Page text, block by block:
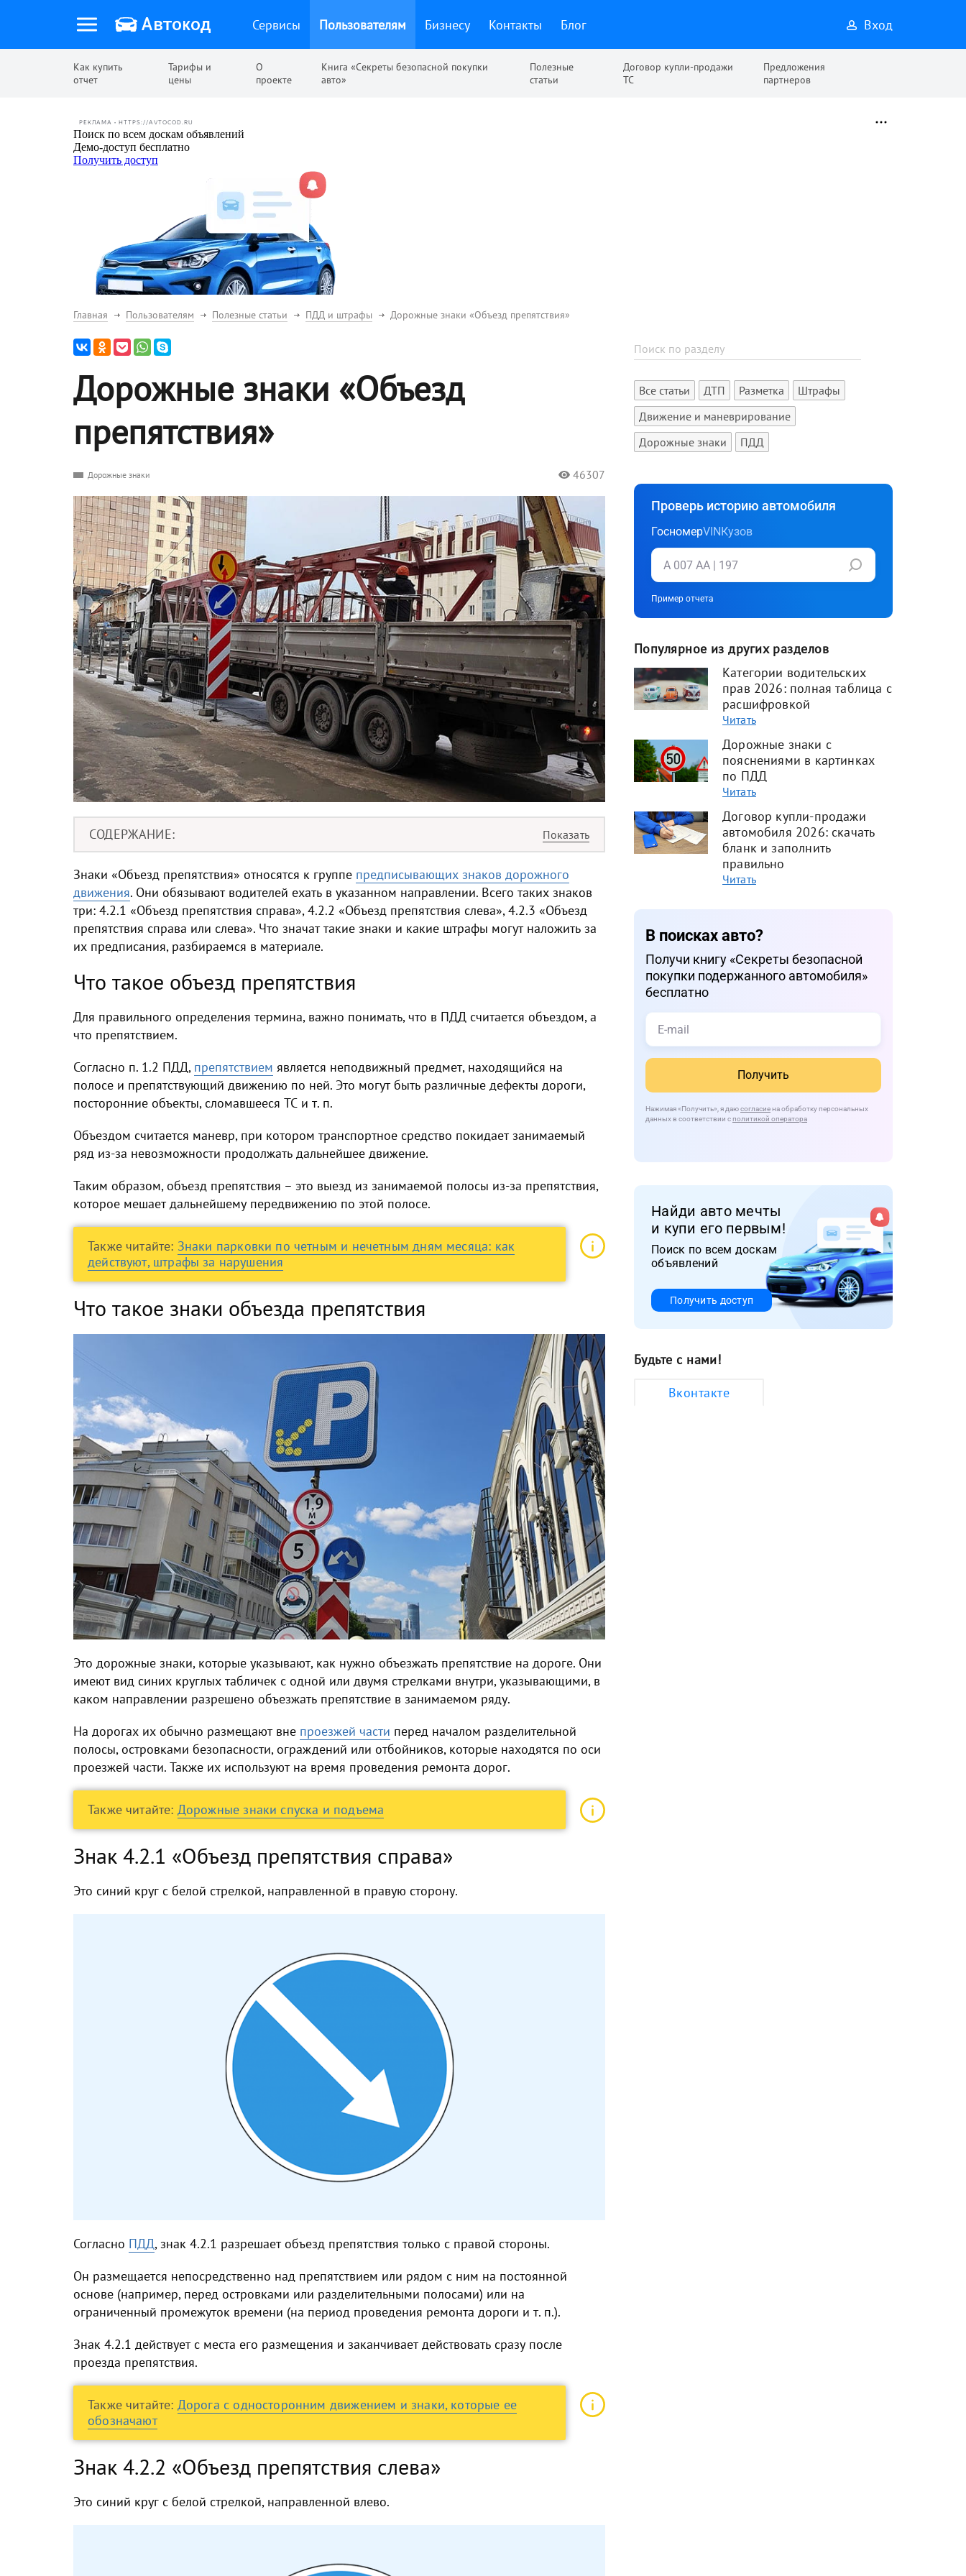
Сервисы Пользователям Бизнесу Контакты Блог Вход
Как купить
отчет
Тарифы и
цены
О
проекте
Книга «Секреты безопасной покупки
авто»
Полезные
статьи
Договор купли-продажи
ТС
Предложения
партнеров
РЕКЛАМА • HTTPS://AVTOCOD.RU
Главная Пользователям Полезные статьи ПДД и штрафы Дорожные знаки «Объезд препятствия»
Дорожные знаки «Объезд
препятствия»
Дорожные знаки 46307
СОДЕРЖАНИЕ
Знаки «Объезд препятствия» относятся к группе предписывающих знаков дорожного
движения. Они обязывают водителей ехать в указанном направлении. Всего таких знаков
три: 4.2.1 «Объезд препятствия справа», 4.2.2 «Объезд препятствия слева», 4.2.3 «Объезд
препятствия справа или слева». Что значат такие знаки и какие штрафы могут наложить за
их предписания, разбираемся в материале.
Что такое объезд препятствия
Для правильного определения термина, важно понимать, что в ПДД считается объездом, а
что препятствием.
Согласно п. 1.2 ПДД, препятствием является неподвижный предмет, находящийся на
полосе и препятствующий движению по ней. Это могут быть различные дефекты дороги,
посторонние объекты, сломавшееся ТС и т. п.
Объездом считается маневр, при котором транспортное средство покидает занимаемый
ряд из-за невозможности продолжать дальнейшее движение.
Таким образом, объезд препятствия – это выезд из занимаемой полосы из-за препятствия,
которое мешает дальнейшему передвижению по этой полосе.
Также читайте: Знаки парковки по четным и нечетным дням месяца: как
действуют, штрафы за нарушения
Что такое знаки объезда препятствия
Это дорожные знаки, которые указывают, как нужно объезжать препятствие на дороге. Они
имеют вид синих круглых табличек с одной или двумя стрелками внутри, указывающими, в
каком направлении разрешено объезжать препятствие в занимаемом ряду.
На дорогах их обычно размещают вне проезжей части перед началом разделительной
полосы, островками безопасности, ограждений или отбойников, которые находятся по оси
проезжей части. Также их используют на время проведения ремонта дорог.
Также читайте: Дорожные знаки спуска и подъема
Знак 4.2.1 «Объезд препятствия справа»
Это синий круг с белой стрелкой, направленной в правую сторону.
Согласно ПДД, знак 4.2.1 разрешает объезд препятствия только с правой стороны.
Он размещается непосредственно над препятствием или рядом с ним на постоянной
основе (например, перед островками или разделительными полосами) или на
ограниченный промежуток времени (на период проведения ремонта дороги и т. п.).
Знак 4.2.1 действует с места его размещения и заканчивает действовать сразу после
проезда препятствия.
Также читайте: Дорога с односторонним движением и знаки, которые ее
обозначают
Знак 4.2.2 «Объезд препятствия слева»
Это синий круг с белой стрелкой, направленной влево.
Все статьи ДТП Разметка
Штрафы
Движение и маневрирование
Дорожные знаки
ПДД
Проверь историю автомобиля
ГосномерVINКузов
Пример отчета
Популярное из других разделов
Категории водительских
прав 2026: полная таблица с
расшифровкой
Читать
Дорожные знаки с
пояснениями в картинках
по ПДД
Читать
Договор купли-продажи
автомобиля 2026: скачать
бланк и заполнить
правильно
Читать
В поисках авто?
Получи книгу «Cекреты безопасной
покупки подержанного автомобиля»
бесплатно
Получить
Нажимая «Получить» , я даюсогласиена обработку персональных
данных в соответствии сполитикой оператора
Найди авто мечты
и купи его первым!
Поиск по всем доскам
объявлений
Получить доступ
Будьте с нами!
Вконтакте